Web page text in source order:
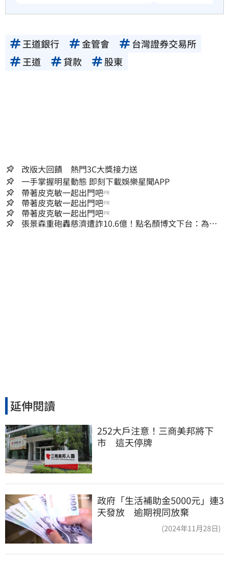
王道銀行 金管會
台灣證券交易所
王道
貸款 股東
改版大回饋 熱門3C大獎接力送
一手掌握明星動態 即刻下載娛樂星聞APP
帶著皮克敏一起出門吧PR
帶著皮克敏一起出門吧PR
帶著皮克敏一起出門吧PR
張景森重砲轟慈濟遭詐10.6億！點名顏博文下台：為什
延伸閱讀
252大戶注意！三商美邦將下
市　這天停牌
政府「生活補助金5000元」連3
天發放 逾期視同放棄
(2024年11月28日)